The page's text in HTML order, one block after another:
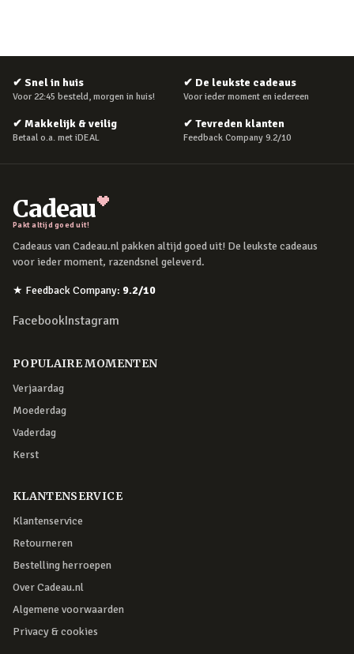
✔ Snel in huis
Voor 22:45 besteld, morgen in huis!
✔ De leukste cadeaus
Voor ieder moment en iedereen
✔ Makkelijk & veilig
Betaal o.a. met iDEAL
✔ Tevreden klanten
Feedback Company 9.2/10
Cadeau
Pakt altijd goed uit!
Cadeaus van Cadeau.nl pakken altijd goed uit! De leukste cadeaus
voor ieder moment, razendsnel geleverd.
★ Feedback Company: 9.2/10
FacebookInstagram
POPULAIRE MOMENTEN
Verjaardag
Moederdag
Vaderdag
Kerst
KLANTENSERVICE
Klantenservice
Retourneren
Bestelling herroepen
Over Cadeau.nl
Algemene voorwaarden
Privacy & cookies